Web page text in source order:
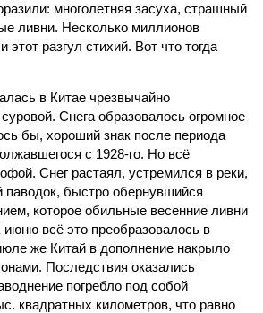
многолетняя засуха, страшный
ливни. Несколько миллионов
этот разгул стихий. Вот что тогда
в Китае чрезвычайно
Снега образовалось огромное
бы, хороший знак после периода
с 1928-го. Но всё
Снег растаял, устремился в реки,
быстро обернувшийся
которое обильные весенние ливни
июню всё это преобразовалось в
же Китай в дополнение накрыло
Последствия оказались
погребло под собой
квадратных километров, что равно